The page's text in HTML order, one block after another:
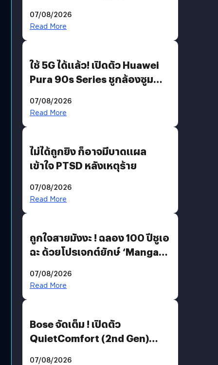
บริโภคและ B2B
07/08/2026
Read More
ใช้ 5G ได้แล้ว! เปิดตัว Huawei
Pura 90s Series ชูกล้องซูม
07/08/2026
Read More
ไม่ได้ถูกยิง ก็อาจมีบาดแผล
เข้าใจ PTSD หลังเหตุร้าย
07/08/2026
Read More
ถูกใจสายมังงะ ! ฉลอง 100 ปีชูเอ
ฉะ ด้วยโปรเจกต์ยักษ์ ‘Manga
มีภาษาไทยด้วย
07/08/2026
Read More
Bose จัดเต็ม ! เปิดตัว
QuietComfort (2nd Gen)
07/08/2026